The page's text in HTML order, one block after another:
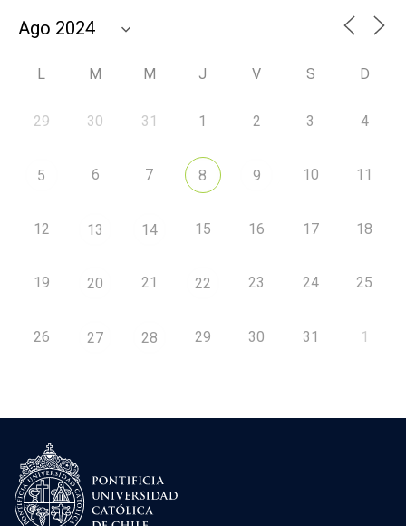
L M M J V S D
29 30 31 1 2 3 4
5 6 7 8 9 10 11
12 13 14 15 16 17 18
19 20 21 22 23 24 25
26 27 28 29 30 31 1